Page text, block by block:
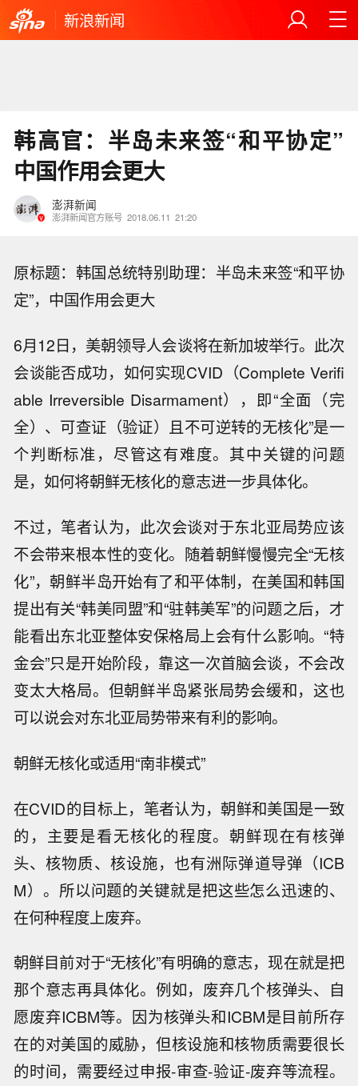
新浪新闻
韩高官：半岛未来签“和平协定”
中国作用会更大
澎湃新闻
澎湃新闻官方账号 2018.06.11 21:20
原标题：韩国总统特别助理：半岛未来签“和平协
定”，中国作用会更大
6月12日，美朝领导人会谈将在新加坡举行。此次
会谈能否成功，如何实现CVID（Complete Verifi
able Irreversible Disarmament），即“全面（完
全）、可查证（验证）且不可逆转的无核化”是一
个判断标准，尽管这有难度。其中关键的问题
是，如何将朝鲜无核化的意志进一步具体化。
不过，笔者认为，此次会谈对于东北亚局势应该
不会带来根本性的变化。随着朝鲜慢慢完全“无核
化”，朝鲜半岛开始有了和平体制，在美国和韩国
提出有关“韩美同盟”和“驻韩美军”的问题之后，才
能看出东北亚整体安保格局上会有什么影响。“特
金会”只是开始阶段，靠这一次首脑会谈，不会改
变太大格局。但朝鲜半岛紧张局势会缓和，这也
可以说会对东北亚局势带来有利的影响。
朝鲜无核化或适用“南非模式”
在CVID的目标上，笔者认为，朝鲜和美国是一致
的，主要是看无核化的程度。朝鲜现在有核弹
头、核物质、核设施，也有洲际弹道导弹（ICB
M）。所以问题的关键就是把这些怎么迅速的、
在何种程度上废弃。
朝鲜目前对于“无核化”有明确的意志，现在就是把
那个意志再具体化。例如，废弃几个核弹头、自
愿废弃ICBM等。因为核弹头和ICBM是目前所存
在的对美国的威胁，但核设施和核物质需要很长
的时间，需要经过申报-审查-验证-废弃等流程。